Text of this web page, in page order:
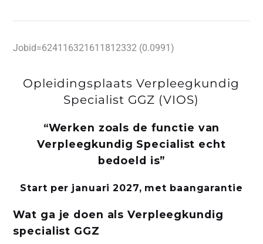
Jobid=624116321611812332 (0.0991)
Opleidingsplaats Verpleegkundig
Specialist GGZ (VIOS)
“Werken zoals de functie van
Verpleegkundig Specialist echt
bedoeld is”
Start per januari 2027, met baangarantie
Wat ga je doen als Verpleegkundig
specialist GGZ